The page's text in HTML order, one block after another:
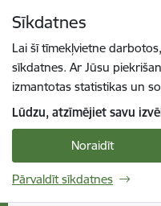
Sīkdatnes
Lai šī tīmekļvietne
sīkdatnes. Ar Jūsu
izmantotas statistikas un
Lūdzu, atzīmējiet savu
Noraidīt
Pārvaldīt sīkdatnes